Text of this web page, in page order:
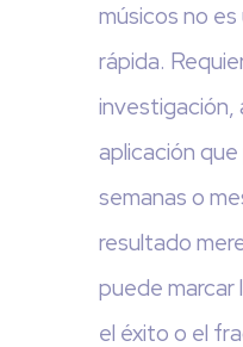
músicos no es
rápida.
investigación,
aplicación
semanas o
resultado
puede marcar
el éxito o el